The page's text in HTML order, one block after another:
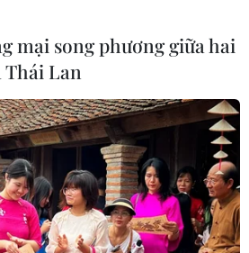
doanh nghiệp
trưởng
làm chủ công
mại song phương giữa hai
Thái Lan